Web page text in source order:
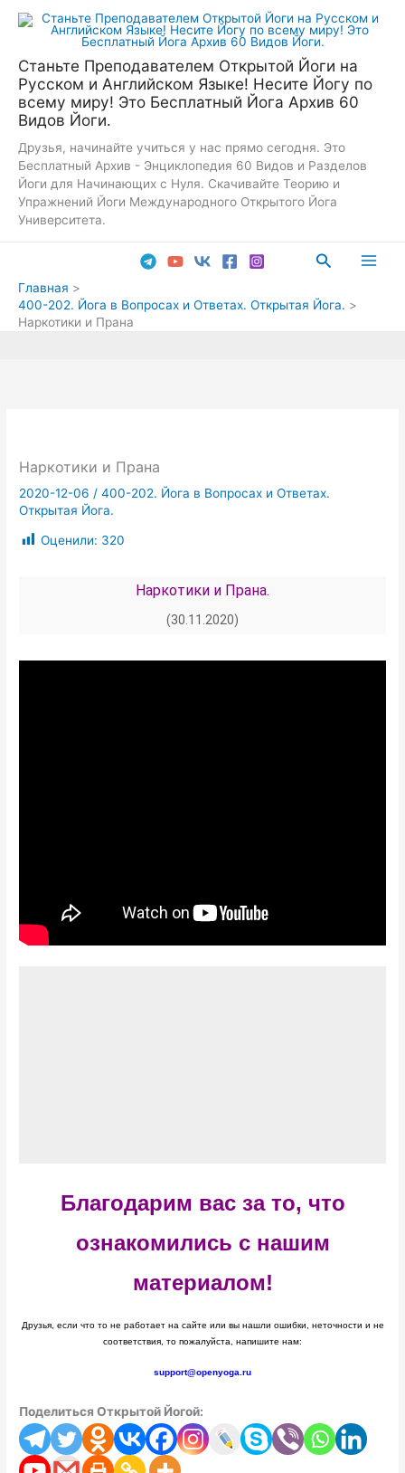
Перейти
Станьте Преподавателем Открытой Йоги на
Русском и Английском Языке! Несите Йогу по
всему миру! Это Бесплатный Йога Архив 60
Видов Йоги.
Друзья, начинайте учиться у нас прямо сегодня. Это
Бесплатный Архив - Энциклопедия 60 Видов и Разделов
Йоги для Начинающих с Нуля. Скачивайте Теорию и
Упражнений Йоги Международного Открытого Йога
Университета.
Поиск
Главная
400-202. Йога в Вопросах и Ответах. Открытая Йога.
Наркотики и Прана
Наркотики и Прана
2020-12-06 /400-202. Йога в Вопросах и Ответах.
Открытая Йога.
Оценили: 320
Наркотики и Прана.
(30.11.2020)
Благодарим вас за то, что
ознакомились с нашим
материалом!
Друзья, если что то не работает на сайте или вы нашли ошибки, неточности и не
соответствия, то пожалуйста, напишите нам:
support@openyoga.ru
Поделиться Открытой Йогой: